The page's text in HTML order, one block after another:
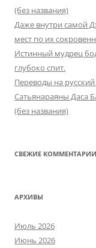
(без названия)
Даже внутри самой
мест по их
Истинный мудрец
глубоко спит.
Переводы на
Сатьянараяны Даса
(без названия)
СВЕЖИЕ КОММЕНТАРИИ
АРХИВЫ
Июль 2026
Июнь 2026